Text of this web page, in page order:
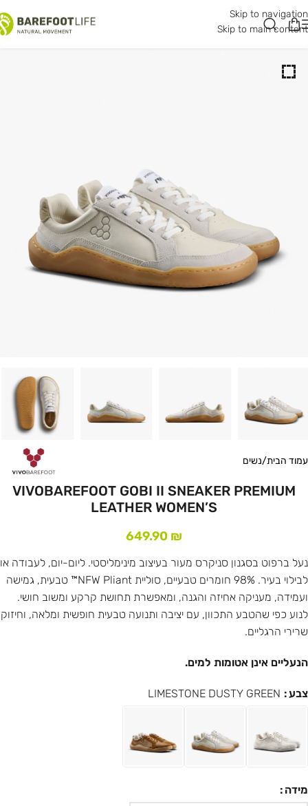
Skip to navigation
Skip to main content
עמוד הבית/נשים
VIVOBAREFOOT GOBI II SNEAKER PREMIUM
LEATHER WOMEN’S
649.90 ₪
נעל ברפוט בסגנון סניקרס מעור בעיצוב מינימליסטי. ליום-יום, לעבודה או
לבילוי בעיר. 98% חומרים טבעיים, סוליית NFW Pliant™ טבעית, גמישה
ועמידה, מעניקה אחיזה והגנה, ומאפשרת תחושת קרקע ומשוב חושי.
לנוע כפי שהטבע התכוון, עם יציבה ותנועה טבעית חופשית ומלאה, וחיזוק
שרירי הרגליים.
הנעליים אינן אטומות למים.
צבע LIMESTONE DUSTY GREEN
מידה